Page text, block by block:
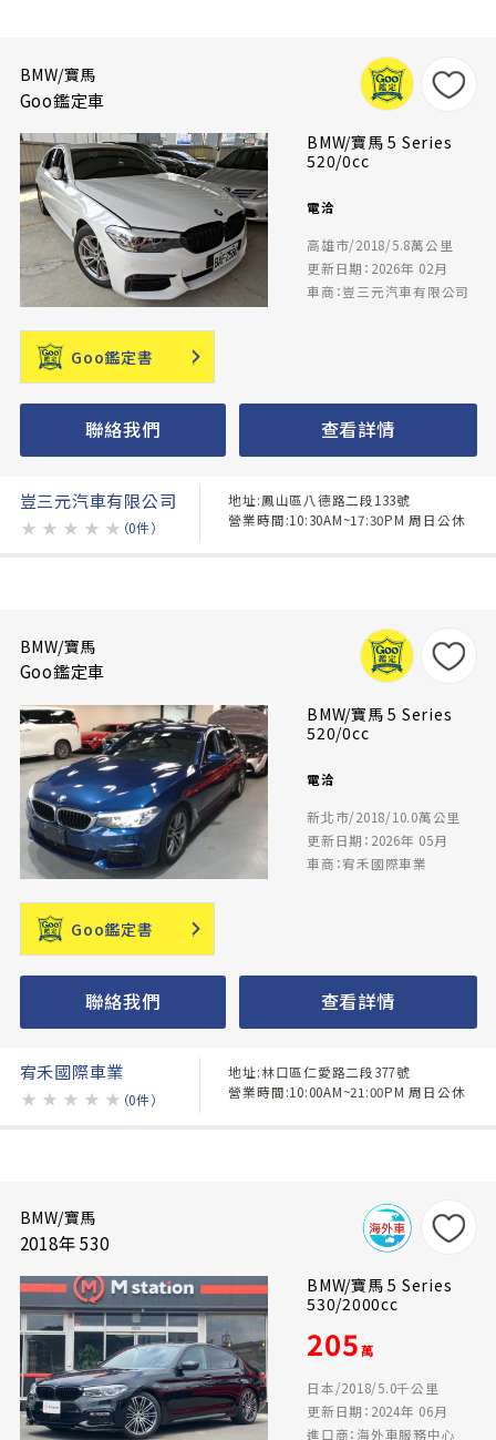
BMW/寶馬
Goo鑑定車
BMW/寶馬 5 Series
520/0cc
電洽
高雄市/2018/5.8萬公里
更新日期：2026年 02月
車商：豈三元汽車有限公司
Goo鑑定書
聯絡我們 查看詳情
豈三元汽車有限公司
★ ★ ★ ★ ★ （0件）
地址:鳳山區八德路二段133號
營業時間:10:30AM~17:30PM 周日公休
BMW/寶馬
Goo鑑定車
BMW/寶馬 5 Series
520/0cc
電洽
新北市/2018/10.0萬公里
更新日期：2026年 05月
車商：宥禾國際車業
Goo鑑定書
聯絡我們 查看詳情
宥禾國際車業
★ ★ ★ ★ ★ （0件）
地址:林口區仁愛路二段377號
營業時間:10:00AM~21:00PM 周日公休
BMW/寶馬
2018年 530
BMW/寶馬 5 Series
530/2000cc
205萬
日本/2018/5.0千公里
更新日期：2024年 06月
進口商：海外車服務中心